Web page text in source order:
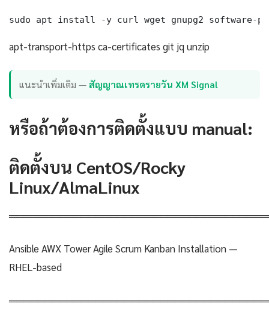
sudo apt install -y curl wget gnupg2 software-
apt-transport-https ca-certificates git jq unzip
แนะนำเพิ่มเติม —สัญญาณเทรดรายวัน XM Signal
หรือถ้าต้องการติดตั้งแบบ manual:
ติดตั้งบน CentOS/Rocky
Linux/AlmaLinux
Ansible AWX Tower Agile Scrum Kanban Installation —
RHEL-based